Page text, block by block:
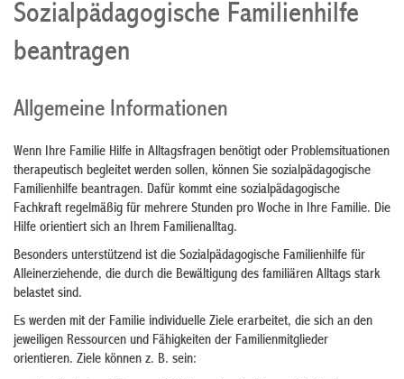
Sozialpädagogische Familienhilfe
beantragen
Allgemeine Informationen
Wenn Ihre Familie Hilfe in Alltagsfragen benötigt oder Problemsituationen
therapeutisch begleitet werden sollen, können Sie sozialpädagogische
Familienhilfe beantragen. Dafür kommt eine sozialpädagogische
Fachkraft regelmäßig für mehrere Stunden pro Woche in Ihre Familie. Die
Hilfe orientiert sich an Ihrem Familienalltag.
Besonders unterstützend ist die Sozialpädagogische Familienhilfe für
Alleinerziehende, die durch die Bewältigung des familiären Alltags stark
belastet sind.
Es werden mit der Familie individuelle Ziele erarbeitet, die sich an den
jeweiligen Ressourcen und Fähigkeiten der Familien­mitglieder
orientieren. Ziele können z. B. sein: